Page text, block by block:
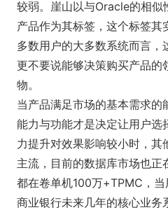
较弱。崖山以与Oracle的相似
产品作为其标签，这个标签其
多数用户的大多数系统而言，
更不要说能够决策购买产品的
物。
当产品满足市场的基本需求的
能力与功能才是决定让用户选
力提升对效果影响较小时，其
主流，目前的数据库市场也正
都在卷单机100万+TPMC，
商业银行未来几年的核心业